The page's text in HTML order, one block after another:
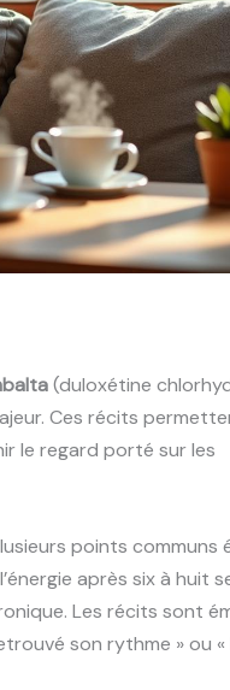
(duloxétine
Ces récits
le regard porté sur les
points communs
après six à huit
Les récits sont
son rythme » ou